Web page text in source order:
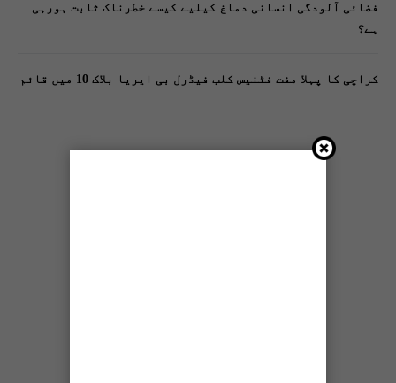
فضائی آلودگی انسانی دماغ کیلیے کیسے خطرناک ثابت ہورہی
ہے؟
کراچی کا پہلا مفت فٹنیس کلب فیڈرل بی ایریا بلاک 10 میں قائم